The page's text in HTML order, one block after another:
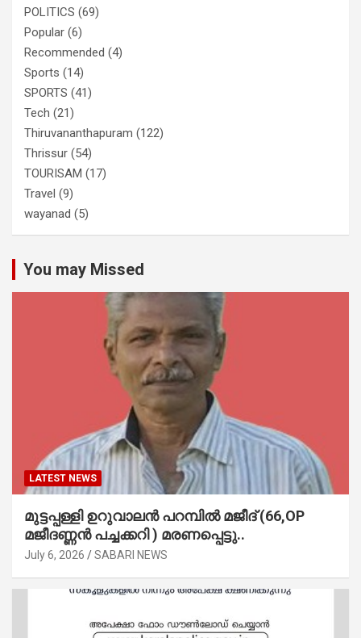
POLITICS (69)
Popular (6)
Recommended (4)
Sports (14)
SPORTS (41)
Tech (21)
Thiruvananthapuram (122)
Thrissur (54)
TOURISAM (17)
Travel (9)
wayanad (5)
You may Missed
LATEST NEWS
മുട്ടപ്പള്ളി ഉറുവാലൻ പറമ്പിൽ മജീദ് (66,OP
മജീദണ്ണൻ പച്ചക്കറി ) മരണപ്പെട്ടു..
July 6, 2026 SABARI NEWS